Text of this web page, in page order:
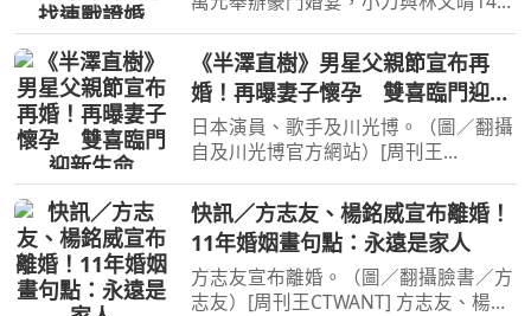
照）[周刊王CTWANT] 5566成員小刀
（彭康育）7日透過Instagram限時動
態與前妻林文晴（Tina）發表共
《半澤直樹》男星父親節宣布再
婚！再曝妻子懷孕 雙喜臨門迎新
生命
日本演員、歌手及川光博。（圖／翻攝
自及川光博官方網站）[周刊王
響情人夢》、《半澤直樹》等經典日劇
的日本演員、歌手及川光博，今天（8
日）父親節驚喜宣布再婚，並同步
快訊／方志友、楊銘威宣布離婚！
11年婚姻畫句點：永遠是家人
方志友宣布離婚。（圖／翻攝臉書／方
志友）[周刊王CTWANT] 方志友、楊銘